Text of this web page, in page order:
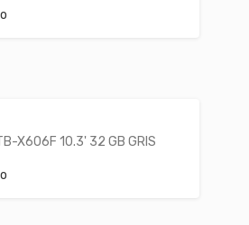
X606F 10.3' 32 GB GRIS